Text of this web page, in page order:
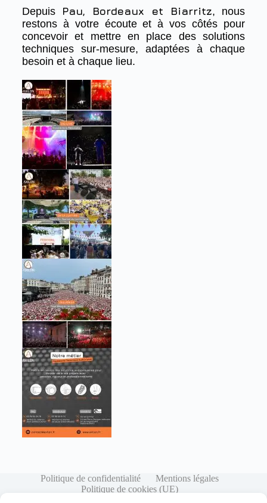
Depuis Pau, Bordeaux et Biarritz, nous
restons à votre écoute et à vos côtés pour
concevoir et mettre en place des solutions
techniques sur-mesure, adaptées à chaque
besoin et à chaque lieu.
Politique de confidentialité
Mentions légales
Politique de cookies (UE)